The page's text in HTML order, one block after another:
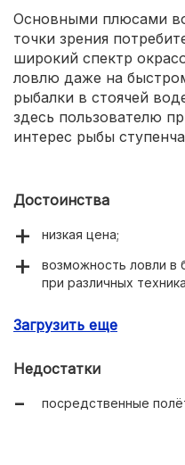
Основными плюсами
точки зрения
широкий спектр
ловлю даже на
рыбалки в стоячей
здесь пользователю
интерес рыбы
Достоинства
низкая цена;
возможность ловли в
при различных
качественный,
Загрузить еще
Недостатки
посредственные